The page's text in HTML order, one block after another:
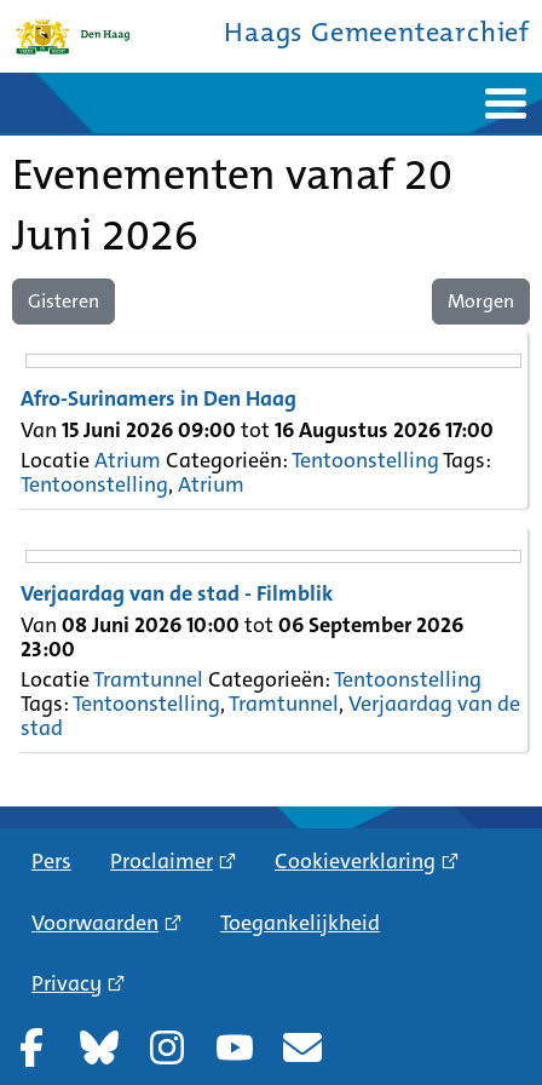
Haags Gemeentearchief
Nieuws
Ontdek de stad
De studiezaal
Over ons
Contact
Evenementen vanaf 20
Juni 2026
Gisteren Morgen
Afro-Surinamers in Den Haag
Van15 Juni 2026 09:00 tot16 Augustus 2026 17:00
LocatieAtrium Categorieën:TentoonstellingTags:
Tentoonstelling,Atrium
Verjaardag van de stad - Filmblik
Van08 Juni 2026 10:00 tot06 September 2026
23:00
LocatieTramtunnel Categorieën:Tentoonstelling
Tags:Tentoonstelling,Tramtunnel,Verjaardag van de
stad
Pers Proclaimer Cookieverklaring
Voorwaarden Toegankelijkheid
Privacy